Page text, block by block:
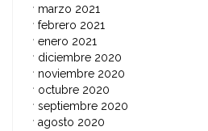
marzo 2021
febrero 2021
enero 2021
diciembre 2020
noviembre 2020
octubre 2020
septiembre 2020
agosto 2020